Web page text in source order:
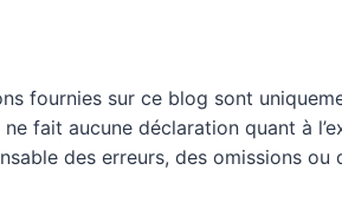
fournies sur ce blog sont
ne fait aucune déclaration quant à
des erreurs, des omissions